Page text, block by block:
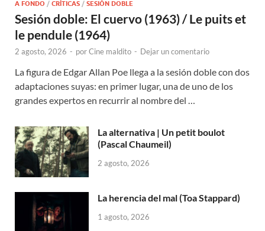
A FONDO / CRÍTICAS / SESIÓN DOBLE
Sesión doble: El cuervo (1963) / Le puits et
le pendule (1964)
2 agosto, 2026 - porCine maldito - Dejar un comentario
La figura de Edgar Allan Poe llega a la sesión doble con dos
adaptaciones suyas: en primer lugar, una de uno de los
grandes expertos en recurrir al nombre del …
La alternativa | Un petit boulot
(Pascal Chaumeil)
2 agosto, 2026
La herencia del mal (Toa Stappard)
1 agosto, 2026